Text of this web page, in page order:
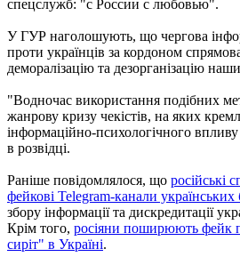
спецслужб: "с России с любовью".
У ГУР наголошують, що чергова
проти українців за кордоном
деморалізацію та дезорганізацію
"Водночас використання подібних
жанрову кризу чекістів, на яких
інформаційно-психологічного
в розвідці.
Раніше повідомлялося, що російські
фейкові Telegram-канали українських
збору інформації та дискредитації
Крім того, росіяни поширюють фейк
сиріт" в Україні.